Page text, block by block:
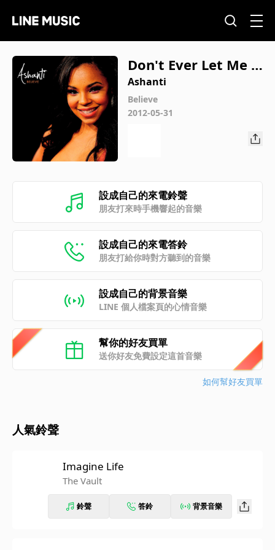
Don't Ever Let Me G
o
Ashanti
Believe
2012-05-31
設成自己的來電鈴聲
朋友打來時手機響起的音樂
設成自己的來電答鈴
朋友打給你時對方聽到的音樂
設成自己的背景音樂
LINE 個人檔案頁的心情音樂
幫你的好友買單
送你好友免費設定這首音樂
如何幫好友買單
人氣鈴聲
Imagine Life
The Vault
鈴聲 答鈴 背景音樂